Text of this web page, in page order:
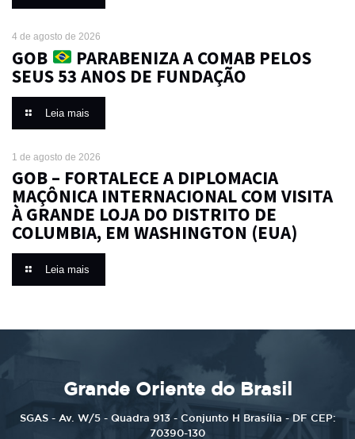
4 de agosto de 2026
GOB PARABENIZA A COMAB PELOS
SEUS 53 ANOS DE FUNDAÇÃO
Leia mais
1 de agosto de 2026
GOB – FORTALECE A DIPLOMACIA
MAÇÔNICA INTERNACIONAL COM VISITA
À GRANDE LOJA DO DISTRITO DE
COLUMBIA, EM WASHINGTON (EUA)
Leia mais
Grande Oriente do Brasil
SGAS - Av. W/5 - Quadra 913 - Conjunto H Brasília - DF CEP:
70390-130